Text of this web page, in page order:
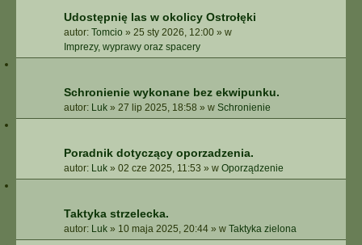
O
E
Udostępnię las w okolicy Ostrołęki
autor: Tomcio » 25 sty 2026, 12:00 » w
Imprezy, wyprawy oraz spacery
Schronienie wykonane bez ekwipunku.
autor: Luk » 27 lip 2025, 18:58 » w Schronienie
Poradnik dotyczący oporzadzenia.
autor: Luk » 02 cze 2025, 11:53 » w Oporządzenie
Taktyka strzelecka.
autor: Luk » 10 maja 2025, 20:44 » w Taktyka zielona